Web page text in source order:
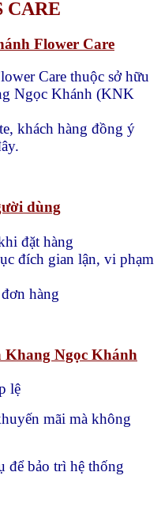
CARE
Flower Care
Care thuộc sở hữu
Ngọc Khánh (KNK
khách hàng đồng ý
dùng
đặt hàng
đích gian lận, vi phạm
hàng
Khang Ngọc Khánh
lệ
mãi mà không
để bảo trì hệ thống